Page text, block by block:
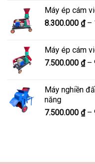
Máy ép cám
8.300.000 ₫ –
Máy ép cám
7.500.000 ₫ –
Máy nghiền
năng
7.500.000 ₫ –